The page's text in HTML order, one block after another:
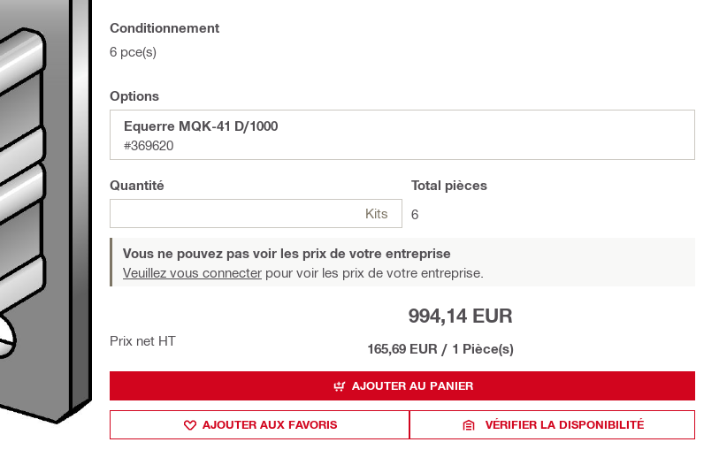
Conditionnement
6 pce(s)
Options
Equerre MQK-41 D/1000
#369620
Quantité
Kits
Total pièces
6
Vous ne pouvez pas voir les prix de votre entreprise
Veuillez vous connecter pour voir les prix de votre entreprise.
Prix net HT
994,14 EUR
165,69 EUR / 1 Pièce(s)
AJOUTER AU PANIER
AJOUTER AUX FAVORIS VÉRIFIER LA DISPONIBILITÉ